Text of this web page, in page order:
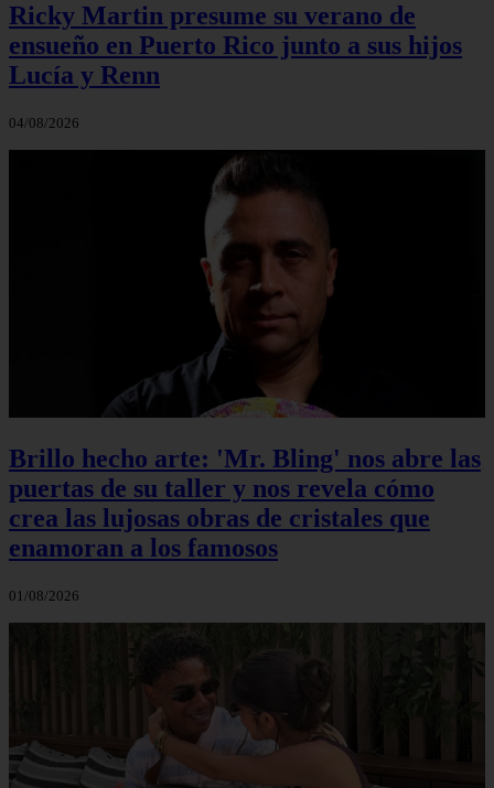
Ricky Martin presume su verano de
ensueño en Puerto Rico junto a sus hijos
Lucía y Renn
04/08/2026
Brillo hecho arte: 'Mr. Bling' nos abre las
puertas de su taller y nos revela cómo
crea las lujosas obras de cristales que
enamoran a los famosos
01/08/2026